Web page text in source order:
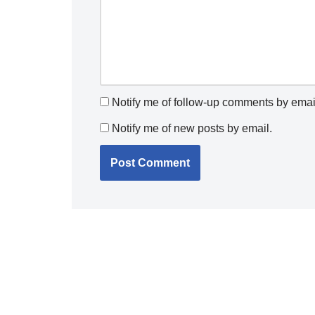
Notify me of follow-up comments by
Notify me of new posts by email.